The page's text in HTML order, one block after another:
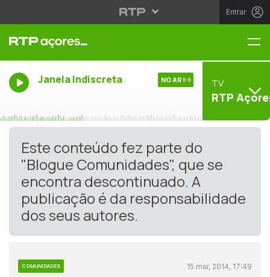
Entrar
Janela Indiscreta NO AR TV
RTP
Este conteúdo fez parte do
"Blogue Comunidades", que se
encontra descontinuado. A
publicação é da responsabilidade
dos seus autores.
COMUNIDADES 15 mar, 2014, 17:49